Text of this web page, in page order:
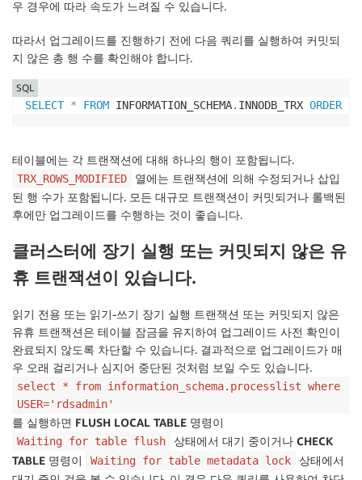
우 경우에 따라 속도가 느려질 수 있습니다.
따라서 업그레이드를 진행하기 전에 다음 쿼리를 실행하여 커밋되
지 않은 총 행 수를 확인해야 합니다.
SELECT * FROM INFORMATION_SCHEMA. INNODB_TRX ORDER
SQL
테이블에는 각 트랜잭션에 대해 하나의 행이 포함됩니다.
TRX_ROWS_MODIFIED
열에는 트랜잭션에 의해 수정되거나 삽입
된 행 수가 포함됩니다. 모든 대규모 트랜잭션이 커밋되거나 롤백된
후에만 업그레이드를 수행하는 것이 좋습니다.
클러스터에 장기 실행 또는 커밋되지 않은 유
휴 트랜잭션이 있습니다.
읽기 전용 또는 읽기-쓰기 장기 실행 트랜잭션 또는 커밋되지 않은
유휴 트랜잭션은 테이블 잠금을 유지하여 업그레이드 사전 확인이
완료되지 않도록 차단할 수 있습니다. 결과적으로 업그레이드가 매
우 오래 걸리거나 심지어 중단된 것처럼 보일 수도 있습니다.
select * from information_schema.processlist where
USER='rdsadmin'
를 실행하면 FLUSH LOCAL TABLE 명령이
Waiting for table flush 상태에서 대기 중이거나 CHECK
TABLE 명령이 Waiting for table metadata lock
상태에서